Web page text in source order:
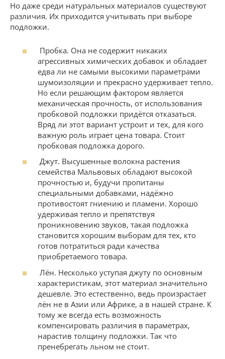
Но даже среди натуральных материалов существуют
различия. Их приходится учитывать при выборе
подложки.
Пробка. Она не содержит никаких
агрессивных химических добавок и обладает
едва ли не самыми высокими параметрами
шумоизоляции и прекрасно удерживает тепло.
Но если решающим фактором является
механическая прочность, от использования
пробковой подложки придётся отказаться.
Вряд ли этот вариант устроит и тех, для кого
важную роль играет цена товара. Стоит
пробковая подложка дорого.
Джут. Высушенные волокна растения
семейства Мальвовых обладают высокой
прочностью и, будучи пропитаны
специальными добавками, надёжно
противостоят гниению и пламени. Хорошо
удерживая тепло и препятствуя
проникновению звуков, такая подложка
становится хорошим выборам для тех, кто
готов потратиться ради качества
приобретаемого товара.
Лён. Несколько уступая джуту по основным
характеристикам, этот материал значительно
дешевле. Это естественно, ведь произрастает
лён не в Азии или Африке, а в нашей стране. К
тому же всегда есть возможность
компенсировать различия в параметрах,
нарастив толщину подложки. Так что
пренебрегать льном не стоит.